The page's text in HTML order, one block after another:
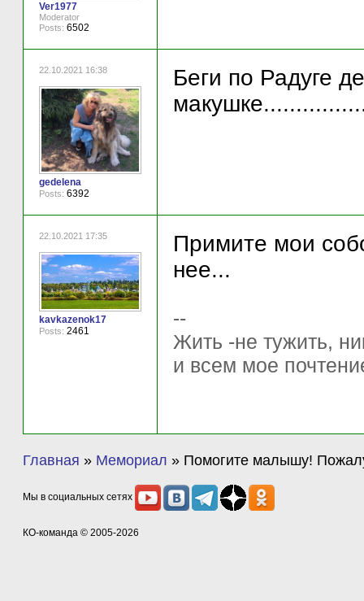
Ver1977
Moderator
Posts: 6502
22.10.2021 16:38
gedelena
Posts: 6392
Беги по Радуге
22.10.2021 17:35
kavkazenok17
Posts: 2461
Примите мои
нее...
--
Жить -не тужить,
и всем мое
Главная » Мемориал » Помогите малышу!
Мы в социальных сетях
КО-команда © 2005-2026